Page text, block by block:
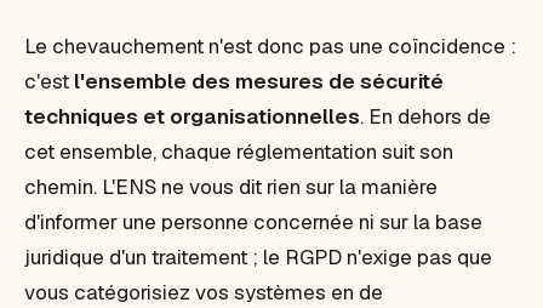
Le chevauchement n'est donc pas une coïncidence :
c'est l'ensemble des mesures de sécurité
techniques et organisationnelles. En dehors de
cet ensemble, chaque réglementation suit son
chemin. L'ENS ne vous dit rien sur la manière
d'informer une personne concernée ni sur la base
juridique d'un traitement ; le RGPD n'exige pas que
vous catégorisiez vos systèmes en de